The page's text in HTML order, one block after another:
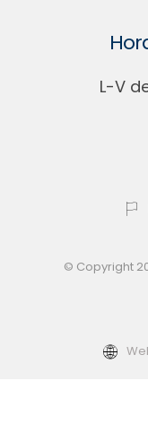
L-V
© Copyright